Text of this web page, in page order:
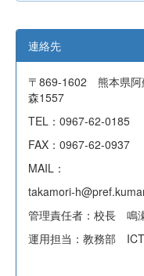
連絡先
〒869-1602 熊本県阿
森1557
TEL：0967-62-0185
FAX：0967-62-0937
MAIL：
takamori-
管理責任者：校長
運用担当：教務部